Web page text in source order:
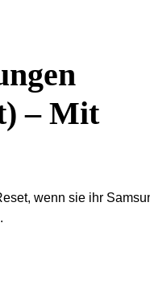
– Mit
wenn sie ihr